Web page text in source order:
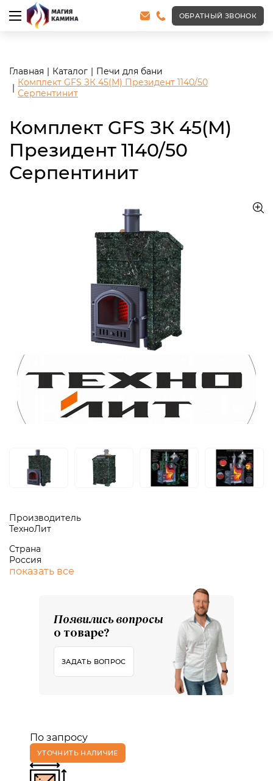
<meta name="robots" content="noindex, follow"/>
ОБРАТНЫЙ ЗВОНОК
Главная Каталог
Печи для бани
Комплект GFS ЗК 45(М) Президент 1140/50
Серпентинит
Комплект GFS ЗК 45(М)
Президент 1140/50
Серпентинит
Производитель
ТехноЛит
Страна
Россия
показать все
Появились вопросы
о товаре?
ЗАДАТЬ ВОПРОС
По запросу
УТОЧНИТЬ НАЛИЧИЕ